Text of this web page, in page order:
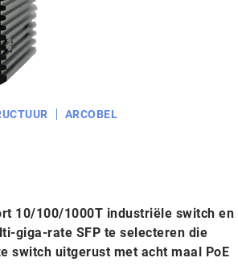
ARCOBEL
10/100/1000T industriële switch en
giga-rate SFP te selecteren die
switch uitgerust met acht maal PoE